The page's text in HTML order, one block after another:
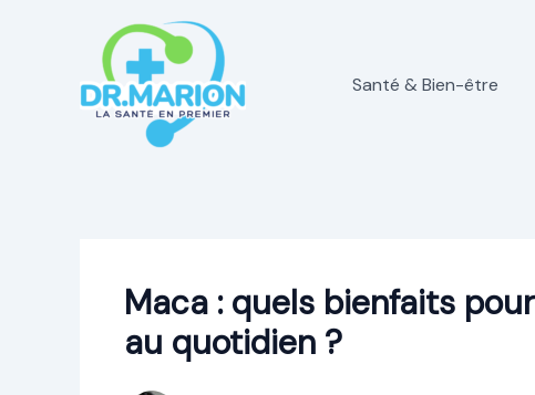
Santé & Bien-être
Maca : quels bienfaits
au quotidien ?